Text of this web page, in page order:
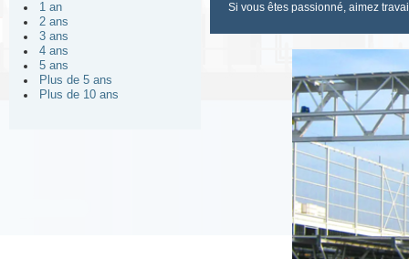
1 an
2 ans
3 ans
4 ans
5 ans
Plus de 5 ans
Plus de 10 ans
Si vous êtes passionné, aimez